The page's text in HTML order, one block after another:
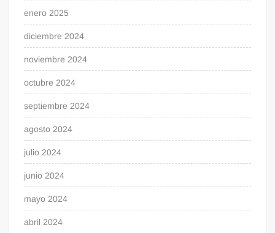
enero 2025
diciembre 2024
noviembre 2024
octubre 2024
septiembre 2024
agosto 2024
julio 2024
junio 2024
mayo 2024
abril 2024